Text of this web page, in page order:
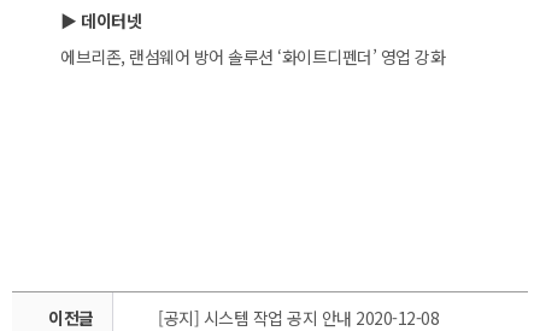
▶ 데이터넷
에브리존, 랜섬웨어 방어 솔루션 ‘화이트디펜더’ 영업 강화
이전글 [공지] 시스템 작업 공지 안내 2020-12-08